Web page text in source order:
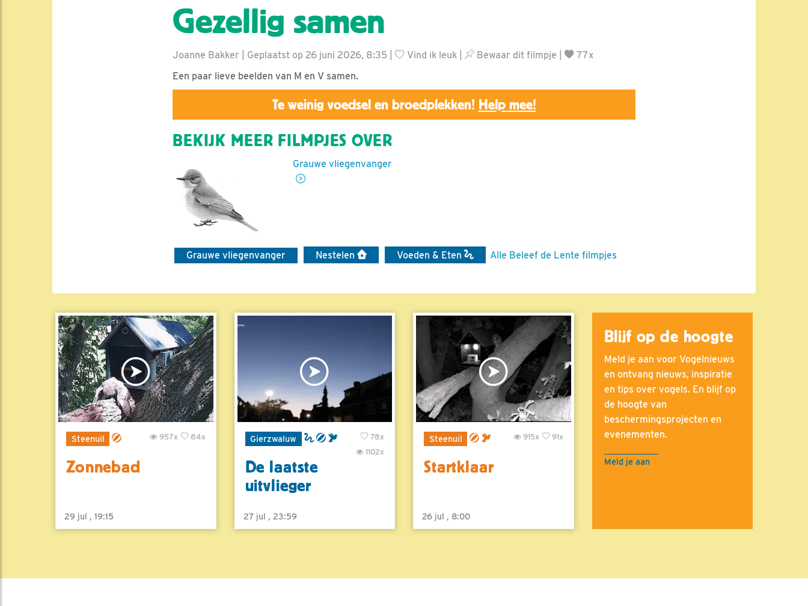
Gezellig samen
Joanne Bakker | Geplaatst op 26 juni 2026, 8:35 | Vind ik leuk Bewaar dit filmpje
77x
Een paar lieve beelden van M en V samen.
Te weinig voedsel en broedplekken! Help mee!
BEKIJK MEER FILMPJES OVER
Grauwe vliegenvanger
Grauwe vliegenvanger Nestelen Voeden & Eten Alle Beleef de Lente filmpjes
Steenuil 84x
957x
Zonnebad
29 jul , 19:15
Gierzwaluw
78x
1102x
De laatste
uitvlieger
27 jul , 23:59
Steenuil 91x
915x
Startklaar
26 jul , 8:00
Blijf op de hoogte
Meld je aan voor Vogelnieuws
en ontvang nieuws, inspiratie
en tips over vogels. En blijf op
de hoogte van
beschermingsprojecten en
evenementen.
Meld je aan